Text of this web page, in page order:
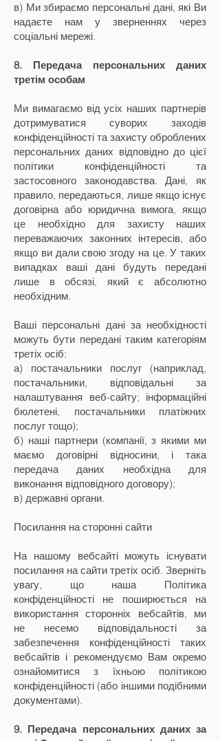
в) Ми збираємо персональні дані, які Ви
надаєте нам у зверненнях через
соціальні мережі.
8. Передача персональних даних
третім особам
Ми вимагаємо від усіх наших партнерів
дотримуватися суворих заходів
конфіденційності та захисту оброблених
персональних даних відповідно до цієї
політики конфіденційності та
застосовного законодавства. Дані, як
правило, передаються, лише якщо існує
договірна або юридична вимога, якщо
це необхідно для захисту наших
переважаючих законних інтересів, або
якщо ви дали свою згоду на це. У таких
випадках ваші дані будуть передані
лише в обсязі, який є абсолютно
необхідним.
Ваші персональні дані за необхідності
можуть бути передані таким категоріям
третіх осіб:
а) постачальники послуг (наприклад,
постачальники, відповідальні за
налаштування веб-сайту; інформаційні
бюлетені, постачальники платіжних
послуг тощо);
б) наші партнери (компанії, з якими ми
маємо договірні відносини, і така
передача даних необхідна для
виконання відповідного договору);
в) державні органи.
Посилання на сторонні сайти
На нашому вебсайті можуть існувати
посилання на сайти третіх осіб. Зверніть
увагу, що наша Політика
конфіденційності не поширюється на
використання сторонніх вебсайтів, ми
не несемо відповідальності за
забезпечення конфіденційності таких
вебсайтів і рекомендуємо Вам окремо
ознайомитися з їхньою політикою
конфіденційності (або іншими подібними
документами).
9. Передача персональних даних за